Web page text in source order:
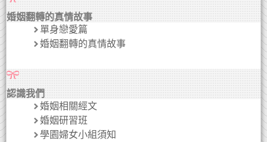
婚姻翻轉的真情故事
單身戀愛篇
婚姻翻轉的真情故事
認識我們
婚姻相關經文
婚姻研習班
學園婦女小組須知